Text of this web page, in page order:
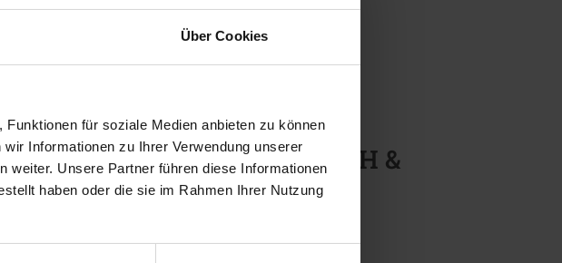
Über Cookies
für soziale Medien anbieten zu können
Informationen zu Ihrer Verwendung unserer
weiter. Unsere Partner führen diese Informationen
haben oder die sie im Rahmen Ihrer Nutzung
Dampfbrauerei Rheder GmbH &